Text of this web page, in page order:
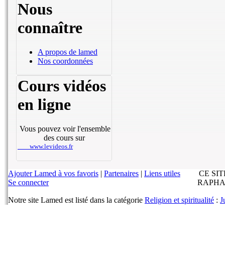
Nous
connaître
A propos de lamed
Nos coordonnées
Cours vidéos
en ligne
Vous pouvez voir l'ensemble
des cours sur
www.levideos.fr
Ajouter Lamed à vos favoris | Partenaires | Liens utiles
Se connecter
CE
Notre site Lamed est listé dans la catégorie Religion et spiritualité :